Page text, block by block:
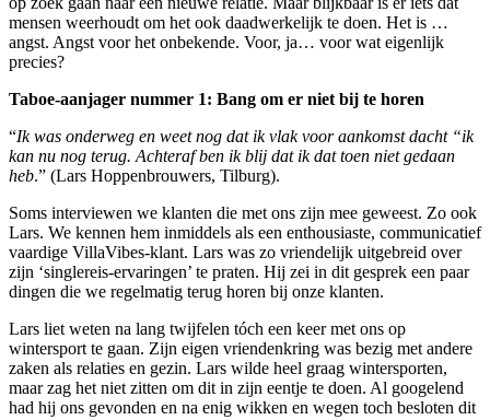
mensen weerhoudt om het ook daadwerkelijk te doen. Het is …
angst. Angst voor het onbekende. Voor, ja… voor wat eigenlijk
precies?
Taboe-aanjager nummer 1: Bang om er niet bij te horen
“Ik was onderweg en weet nog dat ik vlak voor aankomst dacht “ik
kan nu nog terug. Achteraf ben ik blij dat ik dat toen niet gedaan
heb.” (Lars Hoppenbrouwers, Tilburg).
Soms interviewen we klanten die met ons zijn mee geweest. Zo ook
Lars. We kennen hem inmiddels als een enthousiaste, communicatief
vaardige VillaVibes-klant. Lars was zo vriendelijk uitgebreid over
zijn ‘singlereis-ervaringen’ te praten. Hij zei in dit gesprek een paar
dingen die we regelmatig terug horen bij onze klanten.
Lars liet weten na lang twijfelen tóch een keer met ons op
wintersport te gaan. Zijn eigen vriendenkring was bezig met andere
zaken als relaties en gezin. Lars wilde heel graag wintersporten,
maar zag het niet zitten om dit in zijn eentje te doen. Al googelend
had hij ons gevonden en na enig wikken en wegen toch besloten dit